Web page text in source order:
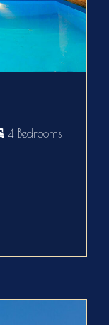
4 Bedrooms